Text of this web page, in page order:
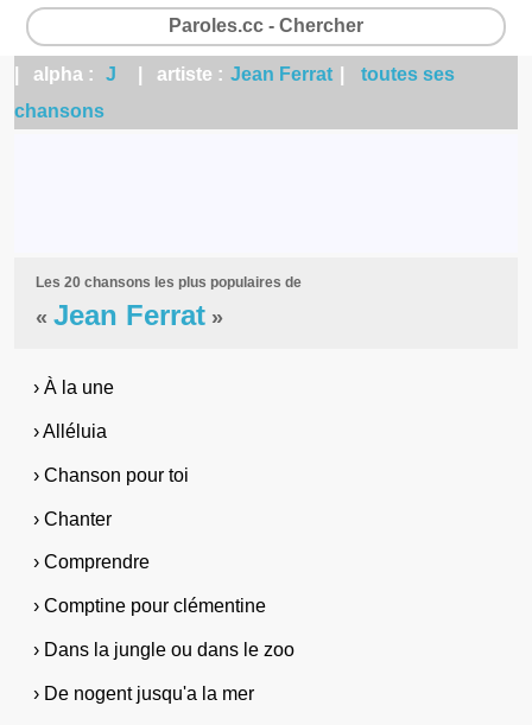
Paroles.cc - Chercher
| alpha : J | artiste : Jean Ferrat
toutes ses
chansons
Les 20 chansons les plus populaires de
« Jean Ferrat »
› À la une
› Alléluia
› Chanson pour toi
› Chanter
› Comprendre
› Comptine pour clémentine
› Dans la jungle ou dans le zoo
› De nogent jusqu'a la mer